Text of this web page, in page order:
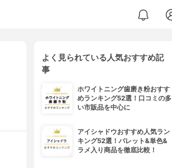
よく見られている人気おすすめ記
事
ホワイトニング歯磨き粉おすす
めランキング52選！口コミの多
い市販品を中心に
アイシャドウおすすめ人気ラン
キング52選！パレット&単色&
ラメ入り商品を徹底比較！